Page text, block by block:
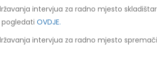
intervjua za radno mjesto
OVDJE.
intervjua za radno mjesto